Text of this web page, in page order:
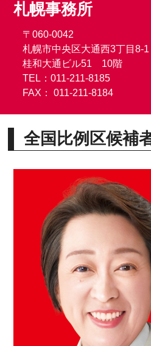
札幌事務所
〒060-0042
札幌市中央区大通西3丁目8-1
桂和大通ビル51 10階
TEL：011-211-8185
FAX： 011-211-8184
全国比例区候補